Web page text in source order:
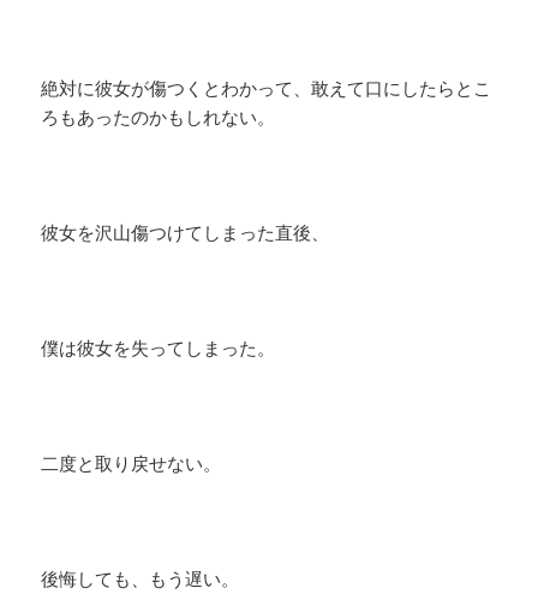
絶対に彼女が傷つくとわかって、敢えて口にしたらとこ
ろもあったのかもしれない。
彼女を沢山傷つけてしまった直後、
僕は彼女を失ってしまった。
二度と取り戻せない。
後悔しても、もう遅い。